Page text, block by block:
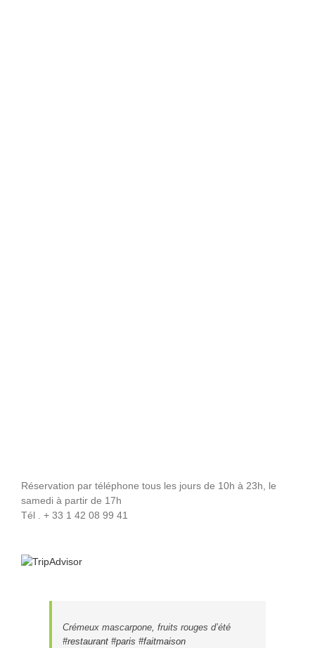
Réservation par téléphone tous les jours de 10h à 23h, le
samedi à partir de 17h
Tél . + 33 1 42 08 99 41
Crémeux mascarpone, fruits rouges d’été
#restaurant #paris #faitmaison